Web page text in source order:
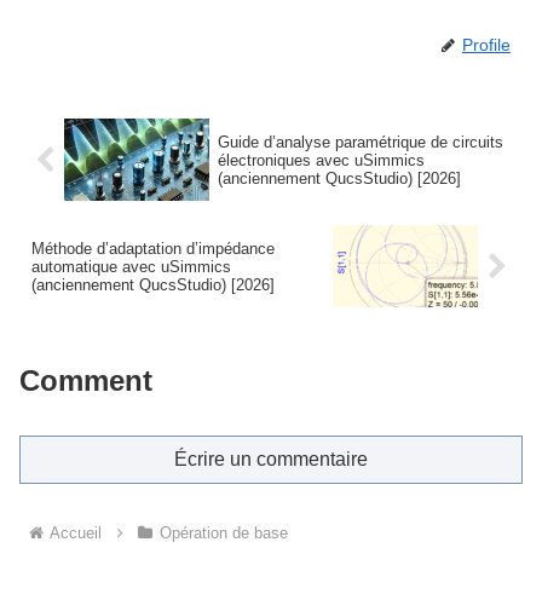
Profile
Guide d’analyse paramétrique de circuits
électroniques avec uSimmics
(anciennement QucsStudio) [2026]
Méthode d’adaptation d’impédance
automatique avec uSimmics
(anciennement QucsStudio) [2026]
Comment
Écrire un commentaire
Accueil Opération de base